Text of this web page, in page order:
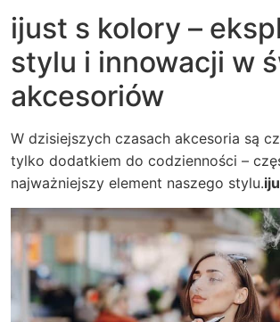
ijust s kolory –
stylu i innowacji w
akcesoriów
W dzisiejszych czasach akcesoria są
tylko dodatkiem do codzienności –
najważniejszy element naszego stylu.